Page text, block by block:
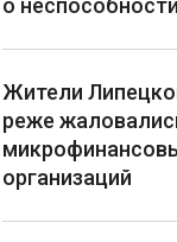
о
Жители
реже
организаций